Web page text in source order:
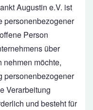
Augustin e.V. ist
personenbezogener
Person
über
nehmen möchte,
personenbezogener
Verarbeitung
und besteht für